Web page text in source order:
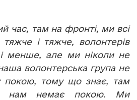
час, там на фронті, ми всі
і тяжче, волонтерів
менше, але ми ніколи не
волонтерська група не
покою, тому що знає, там
нам немає покою. Ми